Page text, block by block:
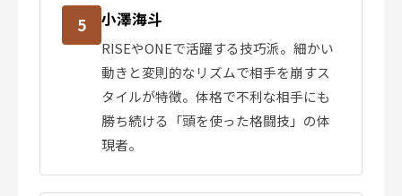
5 小澤海斗
RISEやONEで活躍する技巧派。細かい
動きと変則的なリズムで相手を崩すス
タイルが特徴。体格で不利な相手にも
勝ち続ける「頭を使った格闘技」の体
現者。